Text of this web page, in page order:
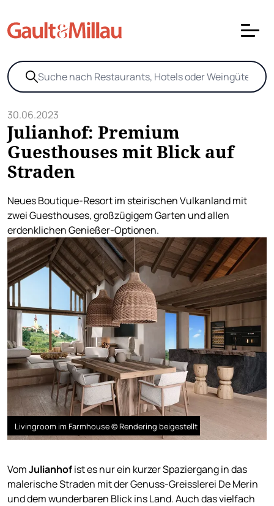
30.06.2023
Julianhof: Premium
Guesthouses mit Blick auf
Straden
Neues Boutique-Resort im steirischen Vulkanland mit
zwei Guesthouses, großzügigem Garten und allen
erdenklichen Genießer-Optionen.
Livingroom im Farmhouse © Rendering beigestellt
VomJulianhofist es nur ein kurzer Spaziergang in das
malerische Straden mit der Genuss-Greisslerei De Merin
und dem wunderbaren Blick ins Land. Auch das vielfach